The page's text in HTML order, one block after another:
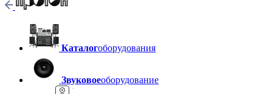
Каталогоборудования
Звуковоеоборудование